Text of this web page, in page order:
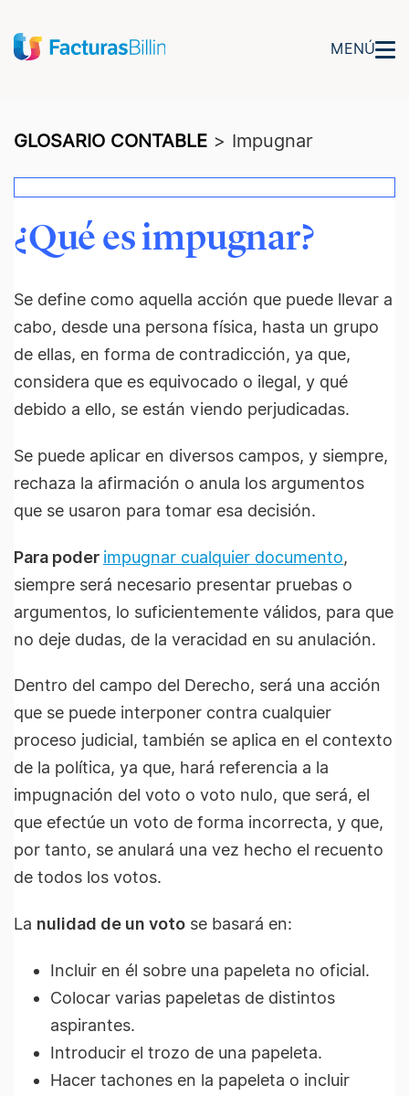
MENÚ
GLOSARIO CONTABLE > Impugnar
¿Qué es impugnar?
Se define como aquella acción que puede llevar a
cabo, desde una persona física, hasta un grupo
de ellas, en forma de contradicción, ya que,
considera que es equivocado o ilegal, y qué
debido a ello, se están viendo perjudicadas.
Se puede aplicar en diversos campos, y siempre,
rechaza la afirmación o anula los argumentos
que se usaron para tomar esa decisión.
Para poder impugnar cualquier documento,
siempre será necesario presentar pruebas o
argumentos, lo suficientemente válidos, para que
no deje dudas, de la veracidad en su anulación.
Dentro del campo del Derecho, será una acción
que se puede interponer contra cualquier
proceso judicial, también se aplica en el contexto
de la política, ya que, hará referencia a la
impugnación del voto o voto nulo, que será, el
que efectúe un voto de forma incorrecta, y que,
por tanto, se anulará una vez hecho el recuento
de todos los votos.
La nulidad de un voto se basará en:
Incluir en él sobre una papeleta no oficial.
Colocar varias papeletas de distintos
aspirantes.
Introducir el trozo de una papeleta.
Hacer tachones en la papeleta o incluir